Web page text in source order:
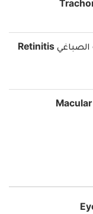
التهاب الشبكية الصباغي Retinitis
التنكس البقعي Macular